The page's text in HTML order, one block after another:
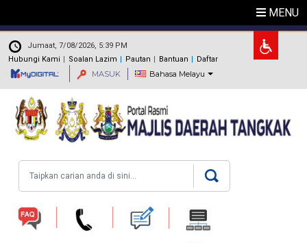
MENU
.
Jumaat, 7/08/2026, 5:39 PM
Hubungi Kami
Soalan Lazim Pautan Bantuan Daftar
MASUK Bahasa Melayu